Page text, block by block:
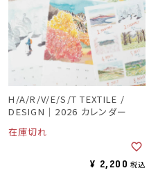
H/A/R/V/E/S/T TEXTILE /
DESIGN｜2026 カレンダー
在庫切れ
¥ 2,200 税込